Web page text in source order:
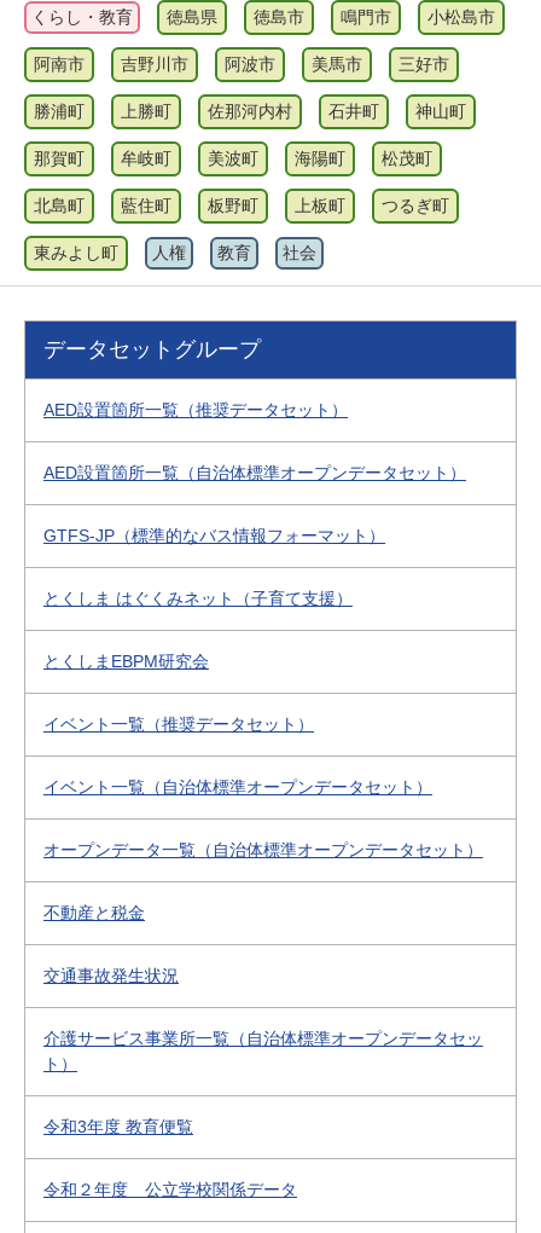
くらし・教育 徳島県 徳島市 鳴門市 小松島市
阿南市 吉野川市 阿波市 美馬市 三好市
勝浦町 上勝町 佐那河内村 石井町 神山町
那賀町 牟岐町 美波町 海陽町 松茂町
北島町 藍住町 板野町 上板町 つるぎ町
東みよし町 人権 教育 社会
データセットグループ
AED設置箇所一覧（推奨データセット）
AED設置箇所一覧（自治体標準オープンデータセット）
GTFS-JP（標準的なバス情報フォーマット）
とくしま はぐくみネット（子育て支援）
とくしまEBPM研究会
イベント一覧（推奨データセット）
イベント一覧（自治体標準オープンデータセット）
オープンデータ一覧（自治体標準オープンデータセット）
不動産と税金
交通事故発生状況
介護サービス事業所一覧（自治体標準オープンデータセッ
ト）
令和3年度 教育便覧
令和２年度 公立学校関係データ